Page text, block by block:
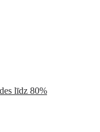
līdz 80%